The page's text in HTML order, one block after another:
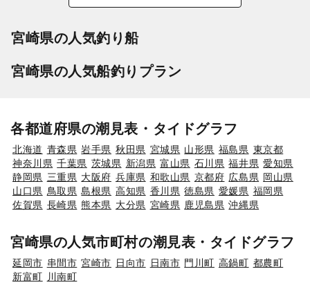
宮崎県の人気釣り船
宮崎県の人気船釣りプラン
各都道府県の潮見表・タイドグラフ
北海道 青森県 岩手県 秋田県 宮城県 山形県 福島県 東京都
神奈川県 千葉県 茨城県 新潟県 富山県 石川県 福井県 愛知県
静岡県 三重県 大阪府 兵庫県 和歌山県 京都府 広島県 岡山県
山口県 鳥取県 島根県 高知県 香川県 徳島県 愛媛県 福岡県
佐賀県 長崎県 熊本県 大分県 宮崎県 鹿児島県 沖縄県
宮崎県の人気市町村の潮見表・タイドグラフ
延岡市 串間市 宮崎市 日向市 日南市 門川町 高鍋町 都農町
新富町
川南町